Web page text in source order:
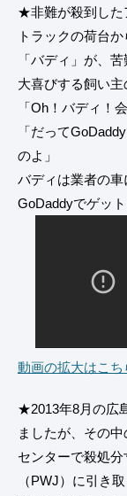
★非難が殺到した
トラックの荷台
「バディ」が、
大喜びする飼い主
「Oh！バディ！
「だって
のよ」
バディは業者の
GoDaddyでゲッ
動画の拡大はこち
★2013年8月の広
ましたが、その
センターで殺処
（PWJ）に引き